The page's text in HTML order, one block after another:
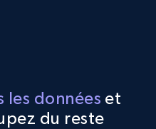
les données et
du reste